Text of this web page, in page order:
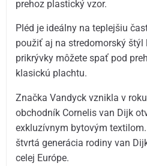
prehoz plastický vzor.
Pléd je ideálny na teplejšiu
použiť aj na stredomorský
prikrývky môžete spať pod
klasickú plachtu.
Značka Vandyck vznikla v
obchodník Cornelis van Dijk
exkluzívnym bytovým
štvrtá generácia rodiny van
celej Európe.